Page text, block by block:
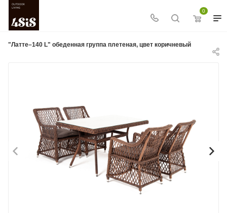
0
"Латте–140 L" обеденная группа плетеная, цвет коричневый